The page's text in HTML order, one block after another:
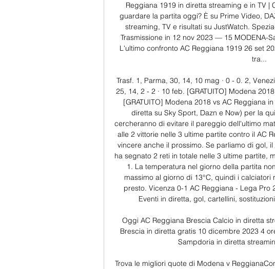
Reggiana 1919 in diretta streaming e in TV |
guardare la partita oggi? È su Prime Video,
streaming, TV e risultati su JustWatch.
Trasmissione in 12 nov 2023 — 15 MODENA-
L'ultimo confronto AC Reggiana 1919 26 set
tra...
Trasf. 1, Parma, 30, 14, 10 mag · 0 - 0. 2,
25, 14, 2 - 2 · 10 feb. [GRATUITO] Modena
[GRATUITO] Modena 2018 vs AC Reggiana
diretta su Sky Sport, Dazn e Now) per la
cercheranno di evitare il pareggio dell'ultimo
alle 2 vittorie nelle 3 ultime partite contro il AC
vincere anche il prossimo. Se parliamo di gol,
ha segnato 2 reti in totale nelle 3 ultime partite,
1. La temperatura nel giorno della partita
massimo al giorno di 13°C, quindi i
presto. Vicenza 0-1 AC Reggiana - Lega Pro
Eventi in diretta, gol, cartellini,
Oggi AC Reggiana Brescia Calcio in diretta
Brescia in diretta gratis 10 dicembre 2023 4
Sampdoria in diretta
Trova le migliori quote di Modena v